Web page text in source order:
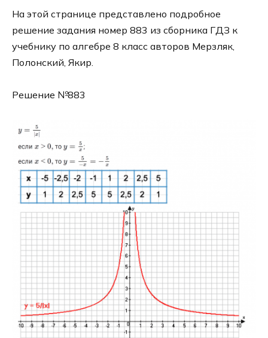
На этой странице представлено подробное
решение задания номер 883 из сборника ГДЗ к
учебнику по алгебре 8 класс авторов Мерзляк,
Полонский, Якир.
Решение №883